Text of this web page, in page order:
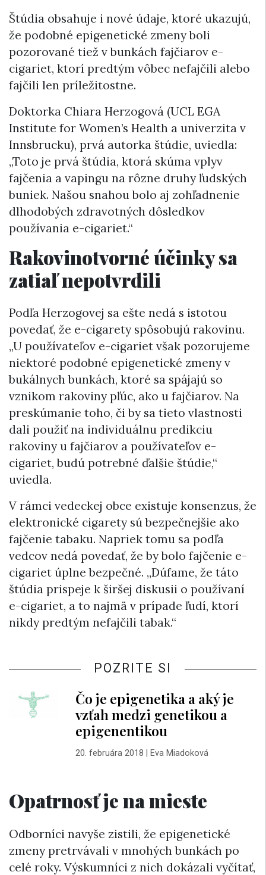
Štúdia obsahuje i nové údaje, ktoré ukazujú,
že podobné epigenetické zmeny boli
pozorované tiež v bunkách fajčiarov e-
cigariet, ktorí predtým vôbec nefajčili alebo
fajčili len príležitostne.
Doktorka Chiara Herzogová (UCL EGA
Institute for Women’s Health a univerzita v
Innsbrucku), prvá autorka štúdie, uviedla:
„Toto je prvá štúdia, ktorá skúma vplyv
fajčenia a vapingu na rôzne druhy ľudských
buniek. Našou snahou bolo aj zohľadnenie
dlhodobých zdravotných dôsledkov
používania e-cigariet.“
Rakovinotvorné účinky sa
zatiaľ nepotvrdili
Podľa Herzogovej sa ešte nedá s istotou
povedať, že e-cigarety spôsobujú rakovinu.
„U používateľov e-cigariet však pozorujeme
niektoré podobné epigenetické zmeny v
bukálnych bunkách, ktoré sa spájajú so
vznikom rakoviny pľúc, ako u fajčiarov. Na
preskúmanie toho, či by sa tieto vlastnosti
dali použiť na individuálnu predikciu
rakoviny u fajčiarov a používateľov e-
cigariet, budú potrebné ďalšie štúdie,“
uviedla.
V rámci vedeckej obce existuje konsenzus, že
elektronické cigarety sú bezpečnejšie ako
fajčenie tabaku. Napriek tomu sa podľa
vedcov nedá povedať, že by bolo fajčenie e-
cigariet úplne bezpečné. „Dúfame, že táto
štúdia prispeje k širšej diskusii o používaní
e-cigariet, a to najmä v prípade ľudí, ktorí
nikdy predtým nefajčili tabak.“
POZRITE SI
Čo je epigenetika a aký je
vzťah medzi genetikou a
epigenentikou
20. februára 2018 Eva Miadoková
Opatrnosť je na mieste
Odborníci navyše zistili, že epigenetické
zmeny pretrvávali v mnohých bunkách po
celé roky. Výskumníci z nich dokázali vyčítať,